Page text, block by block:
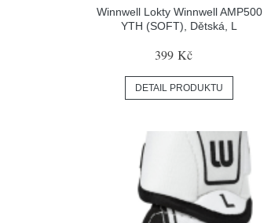
Winnwell Lokty Winnwell AMP500
YTH (SOFT), Dětská, L
399 Kč
DETAIL PRODUKTU